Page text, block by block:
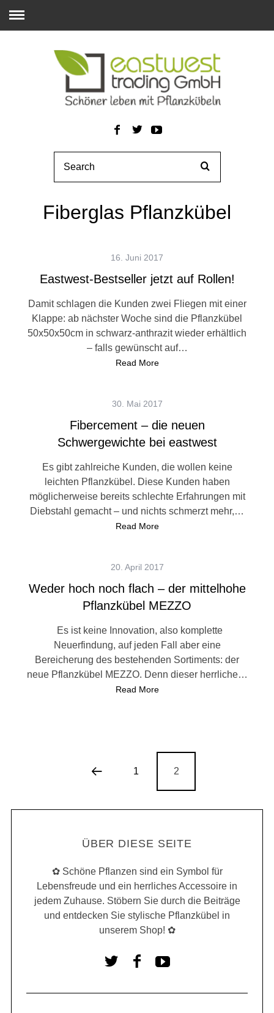
Fiberglas Pflanzkübel
16. Juni 2017
Eastwest-Bestseller jetzt auf Rollen!
Damit schlagen die Kunden zwei Fliegen mit einer
Klappe: ab nächster Woche sind die Pflanzkübel
50x50x50cm in schwarz-anthrazit wieder erhältlich
– falls gewünscht auf…
Read More
30. Mai 2017
Fibercement – die neuen
Schwergewichte bei eastwest
Es gibt zahlreiche Kunden, die wollen keine
leichten Pflanzkübel. Diese Kunden haben
möglicherweise bereits schlechte Erfahrungen mit
Diebstahl gemacht – und nichts schmerzt mehr,…
Read More
20. April 2017
Weder hoch noch flach – der mittelhohe
Pflanzkübel MEZZO
Es ist keine Innovation, also komplette
Neuerfindung, auf jeden Fall aber eine
Bereicherung des bestehenden Sortiments: der
neue Pflanzkübel MEZZO. Denn dieser herrliche…
Read More
1 2
ÜBER DIESE SEITE
✿ Schöne Pflanzen sind ein Symbol für
Lebensfreude und ein herrliches Accessoire in
jedem Zuhause. Stöbern Sie durch die Beiträge
und entdecken Sie stylische Pflanzkübel in
unserem Shop! ✿